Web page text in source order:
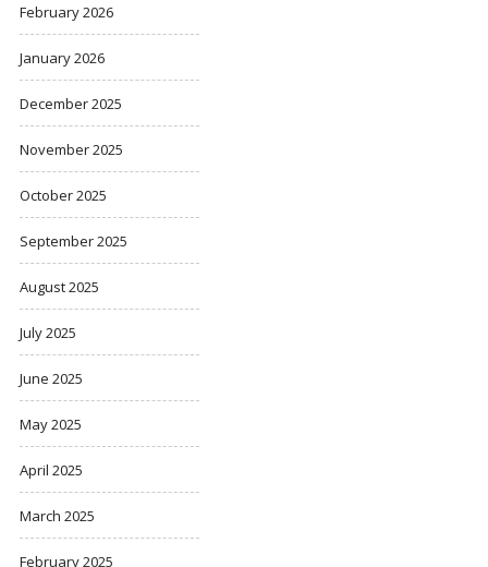
February 2026
January 2026
December 2025
November 2025
October 2025
September 2025
August 2025
July 2025
June 2025
May 2025
April 2025
March 2025
February 2025